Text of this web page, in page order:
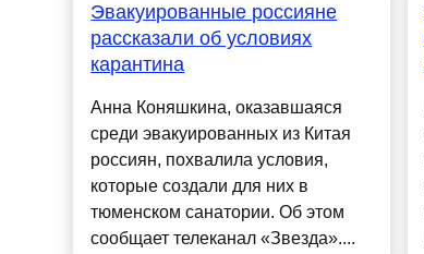
Эвакуированные россияне
рассказали об условиях
карантина
Анна Коняшкина, оказавшаяся
среди эвакуированных из Китая
россиян, похвалила условия,
которые создали для них в
тюменском санатории. Об этом
сообщает телеканал «Звезда»....